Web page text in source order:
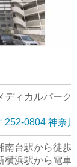
ディカルパーク
252-0804 神奈
南台駅から徒歩
横浜駅から電車